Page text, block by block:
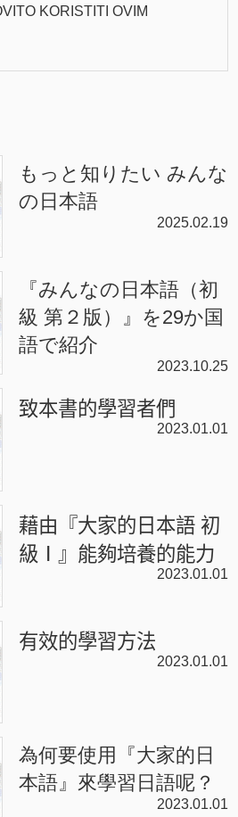
KORISTITI OVIM
もっと知りたい みんな
の日本語
2025.02.19
『みんなの日本語（初
級 第２版）』を29か国
語で紹介
2023.10.25
致本書的學習者們
2023.01.01
藉由『大家的日本語 初
級Ⅰ』能夠培養的能力
2023.01.01
有效的學習方法
2023.01.01
為何要使用『大家的日
本語』來學習日語呢？
2023.01.01